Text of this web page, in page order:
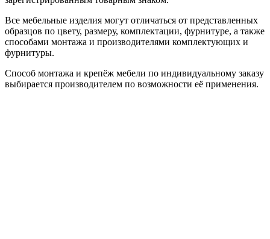
Все мебельные изделия могут отличаться от представленных
образцов по цвету, размеру, комплектации, фурнитуре, а также
способами монтажа и производителями комплектующих и
фурнитуры.
Способ монтажа и крепёж мебели по индивидуальному заказу
выбирается производителем по возможности её применения.